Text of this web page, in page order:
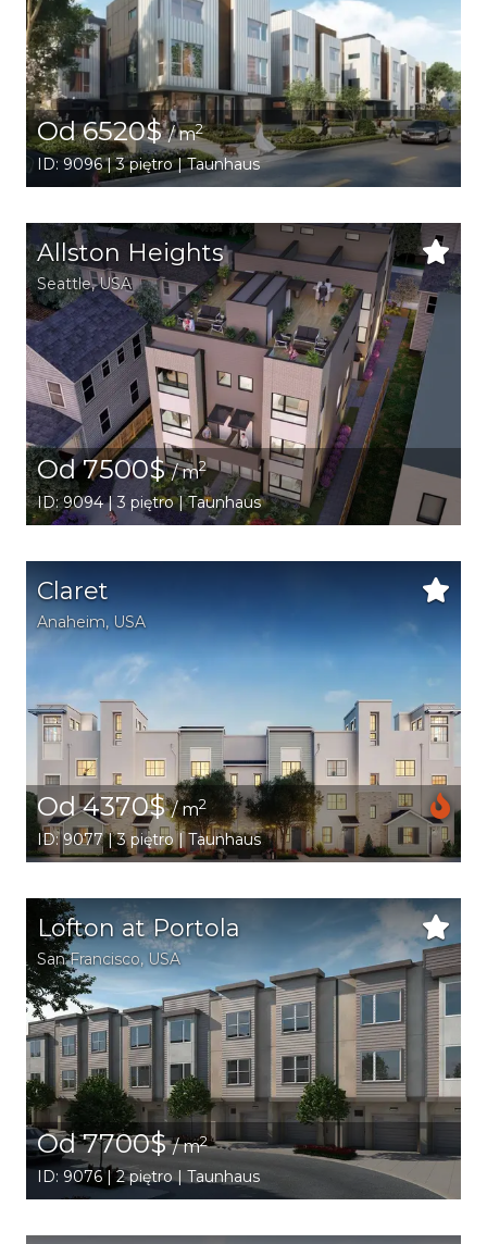
Od 6520$/ m2
ID: 9096 | 3 piętro | Taunhaus
Allston Heights
Seattle,USA
Od 7500$/ m2
ID: 9094 | 3 piętro | Taunhaus
Claret
Anaheim, USA
Od 4370$/ m2
ID: 9077 | 3 piętro | Taunhaus
Lofton at Portola
San Francisco, USA
Od 7700$/ m2
ID: 9076 | 2 piętro | Taunhaus